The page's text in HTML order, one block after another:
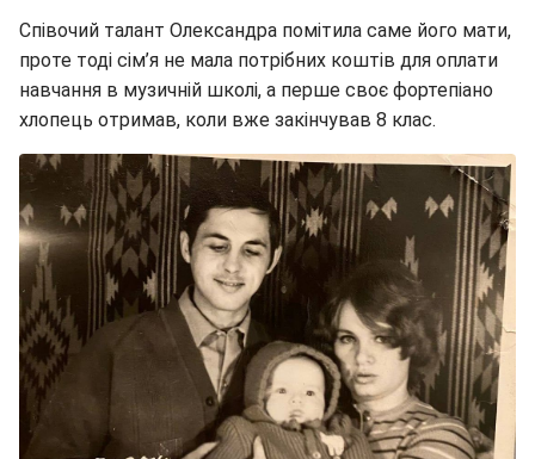
Співочий талант Олександра помітила саме його мати,
проте тоді сім’я не мала потрібних коштів для оплати
навчання в музичній школі, а перше своє фортепіано
хлопець отримав, коли вже закінчував 8 клас.